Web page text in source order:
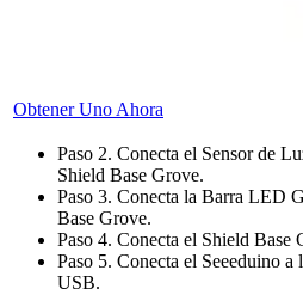
Obtener Uno Ahora
Paso 2. Conecta el Sensor de
Shield Base Grove.
Paso 3. Conecta la Barra LED
Base Grove.
Paso 4. Conecta el Shield Base
Paso 5. Conecta el Seeeduino a
USB.